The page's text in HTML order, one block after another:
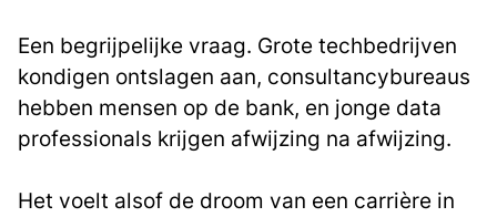
Een begrijpelijke vraag. Grote techbedrijven
kondigen ontslagen aan, consultancybureaus
hebben mensen op de bank, en jonge data
professionals krijgen afwijzing na afwijzing.
Het voelt alsof de droom van een carrière in